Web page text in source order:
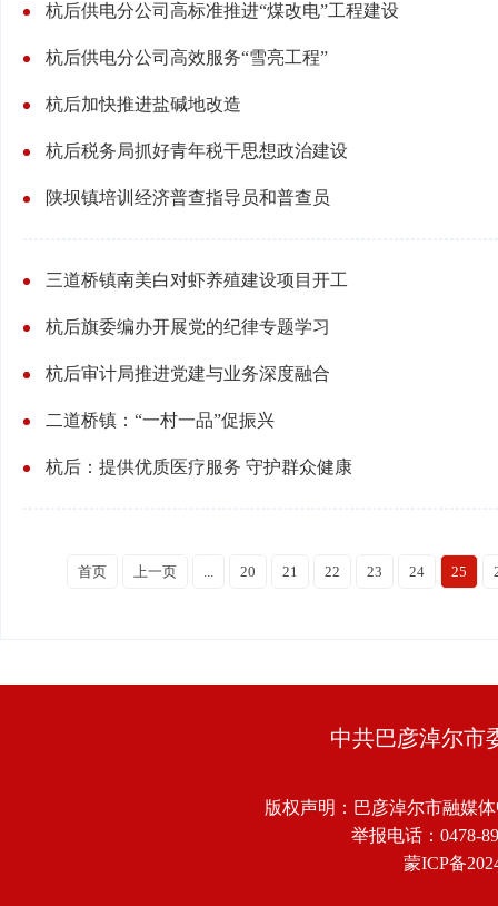
杭后供电分公司高标准推进“煤改电”工程建设
杭后供电分公司高效服务“雪亮工程”
杭后加快推进盐碱地改造
杭后税务局抓好青年税干思想政治建设
陕坝镇培训经济普查指导员和普查员
三道桥镇南美白对虾养殖建设项目开工
杭后旗委编办开展党的纪律专题学习
杭后审计局推进党建与业务深度融合
二道桥镇：“一村一品”促振兴
杭后：提供优质医疗服务 守护群众健康
首页 上一页 ... 20 21 22 23 24 25
中共巴彦淖尔市
版权声明：巴彦淖尔市融媒
举报电话：0478-
蒙ICP备